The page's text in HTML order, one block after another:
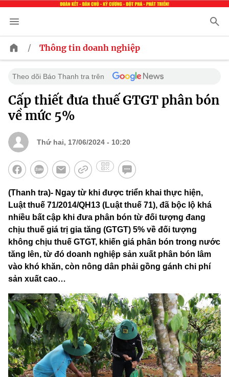
/ Thông tin doanh nghiệp
Theo dõi Báo Thanh tra trên
Cấp thiết đưa thuế GTGT phân bón
về mức 5%
Thứ hai, 17/06/2024 - 10:20
(Thanh tra)- Ngay từ khi được triển khai thực hiện,
Luật thuế 71/2014/QH13 (Luật thuế 71), đã bộc lộ khá
nhiều bất cập khi đưa phân bón từ đối tượng đang
chịu thuế giá trị gia tăng (GTGT) 5% về đối tượng
không chịu thuế GTGT, khiến giá phân bón trong nước
tăng lên, từ đó doanh nghiệp sản xuất phân bón lâm
vào khó khăn, còn nông dân phải gồng gánh chi phí
sản xuất cao…